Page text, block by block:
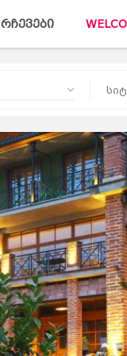
რჩევები